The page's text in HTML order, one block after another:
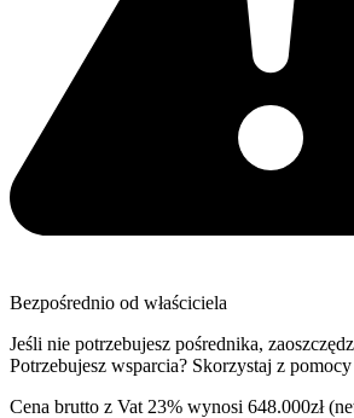
Bezpośrednio od właściciela
Jeśli nie potrzebujesz pośrednika,
Potrzebujesz wsparcia? Skorzystaj z pomocy
Cena brutto z Vat 23% wynosi 648.000zł